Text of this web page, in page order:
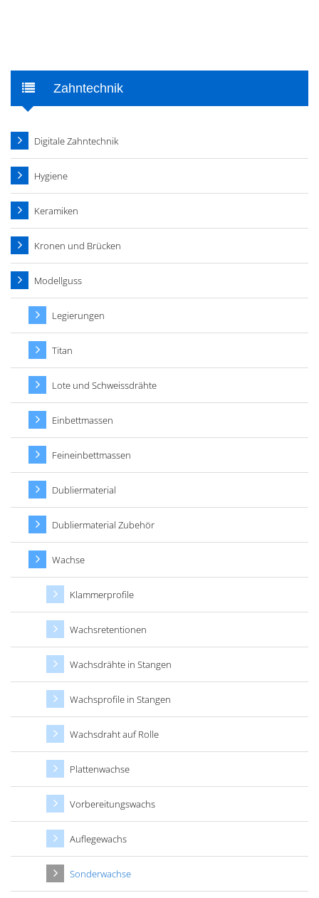
Zahntechnik
Digitale Zahntechnik
Hygiene
Keramiken
Kronen und Brücken
Modellguss
Legierungen
Titan
Lote und Schweissdrähte
Einbettmassen
Feineinbettmassen
Dubliermaterial
Dubliermaterial Zubehör
Wachse
Klammerprofile
Wachsretentionen
Wachsdrähte in Stangen
Wachsprofile in Stangen
Wachsdraht auf Rolle
Plattenwachse
Vorbereitungswachs
Auflegewachs
Sonderwachse